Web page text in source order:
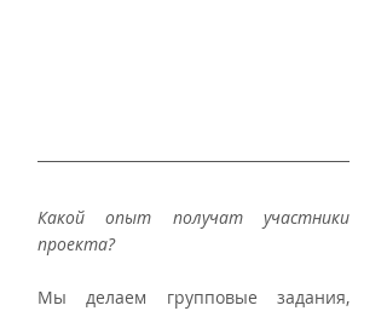
Какой опыт получат участники
проекта?
Мы делаем групповые задания,